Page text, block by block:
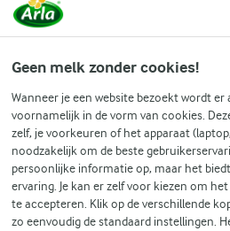
(0)
Geen melk zonder cookies!
Wanneer je een website bezoekt wordt
voornamelijk in de vorm van cookies.
zelf, je voorkeuren of het apparaat
noodzakelijk om de beste
persoonlijke informatie op, maar het
ervaring. Je kan er zelf voor kiezen om
te accepteren. Klik op de verschillende
zo eenvoudig de standaard instellingen.